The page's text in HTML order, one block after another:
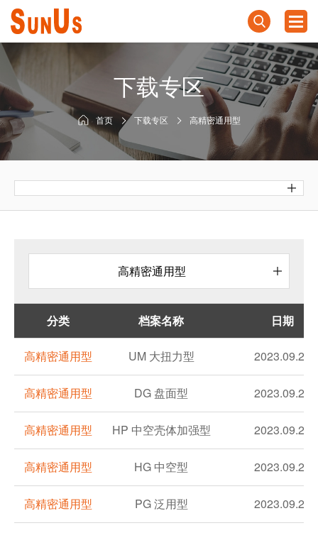
下载专区
首页 下载专区 高精密通用型
高精密通用型
分类 档案名称 日期
高精密通用型 UM 大扭力型 2023.09.20
高精密通用型 DG 盘面型 2023.09.20
高精密通用型 HP 中空壳体加强型 2023.09.20
高精密通用型 HG 中空型 2023.09.20
高精密通用型 PG 泛用型 2023.09.20